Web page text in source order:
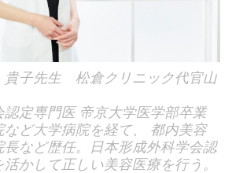
貴子先生 松倉クリニック代官山
認定専門医 帝京大学医学部卒業
など大学病院を経て、 都内美容
長など歴任。日本形成外科学会認
かして正しい美容医療を行う。